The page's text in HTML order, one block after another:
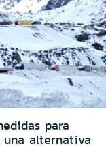
para
una alternativa